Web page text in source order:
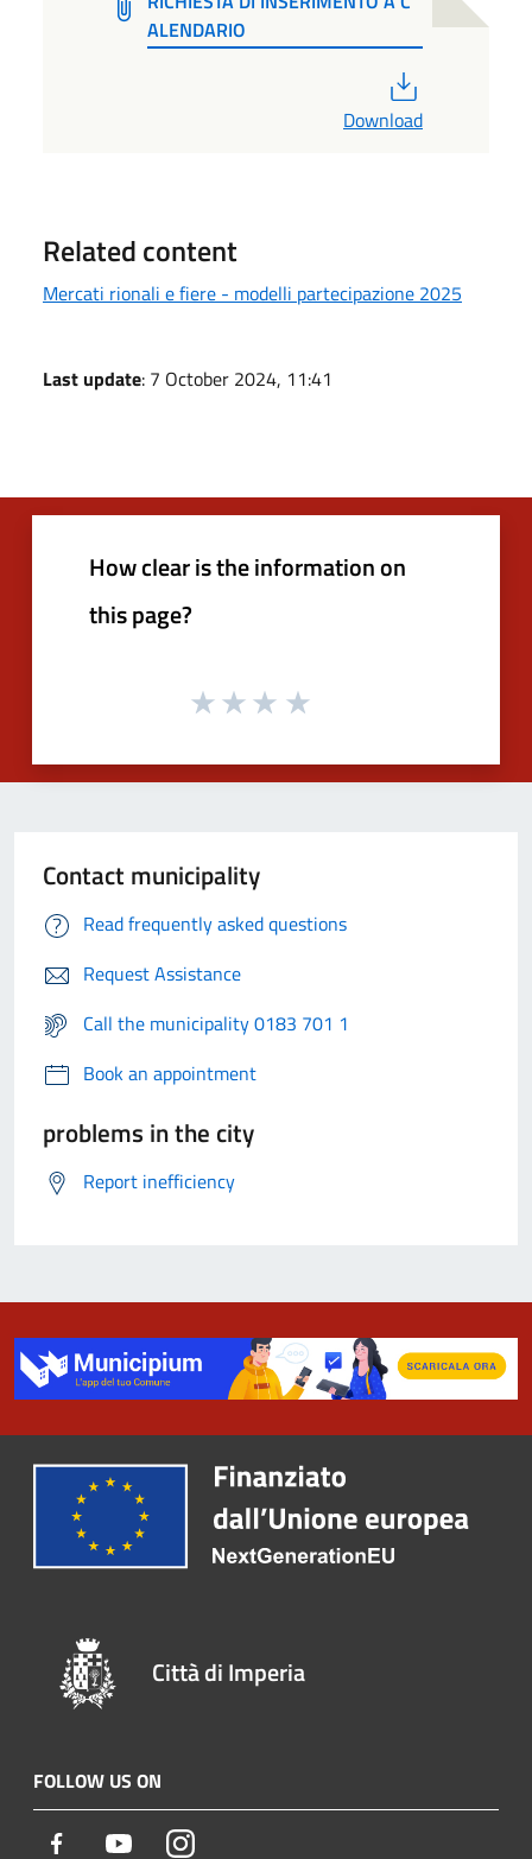
ALENDARIO
Download
Related content
Mercati rionali e fiere - modelli partecipazione 2025
Last update: 7 October 2024, 11:41
How clear is the information on
this page?
Contact municipality
Read frequently asked questions
Request Assistance
Call the municipality 0183 701 1
Book an appointment
problems in the city
Report inefficiency
Città di Imperia
FOLLOW US ON
Facebook YoutubeInstagram